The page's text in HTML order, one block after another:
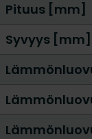
Pituus [mm]
Syvyys [mm]